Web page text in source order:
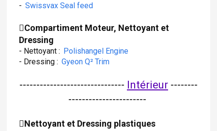
- Swissvax Seal feed
Compartiment Moteur, Nettoyant et
Dressing
- Nettoyant : Polishangel Engine
- Dressing : Gyeon Q² Trim
------------------------------- Intérieur --------
-----------------------
Nettoyant et Dressing plastiques